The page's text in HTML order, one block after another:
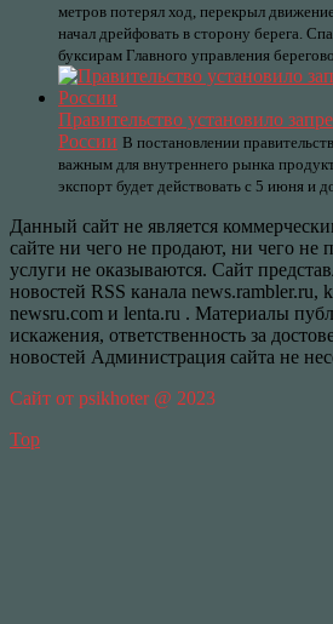
метров потерял ход, перекрыл
начал дрейфовать в сторону берега.
буксирам Главного управления
Правительство установило
России В постановлении
важным для внутреннего рынка
экспорт будет действовать с 5 июня и
Данный сайт не является
сайте ни чего не продают, ни чего не
услуги не оказываются. Сайт
новостей RSS канала news.rambler.ru,
newsru.com и lenta.ru . Материалы
искажения, ответственность за
новостей Администрация сайта не
Сайт от psikhoter @ 2023
Top